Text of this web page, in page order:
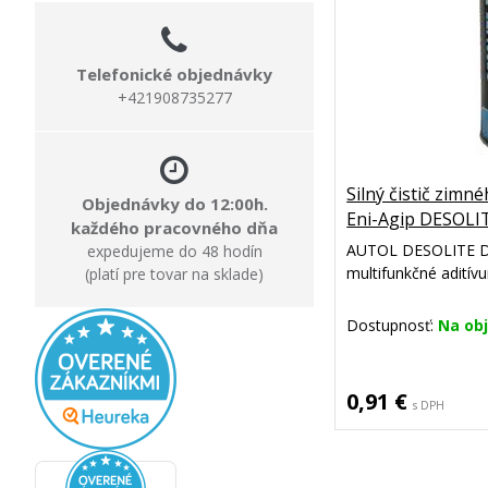
Silný čistič
Eni-Agip
AUTOL DESOLITE
multifunkčné
Dostupnosť: Na
0,91 € s DPH
Telefonické objednávky
+421908735277
Objednávky do 12:00h.
každého pracovného dňa
expedujeme do 48 hodín
(platí pre tovar na sklade)